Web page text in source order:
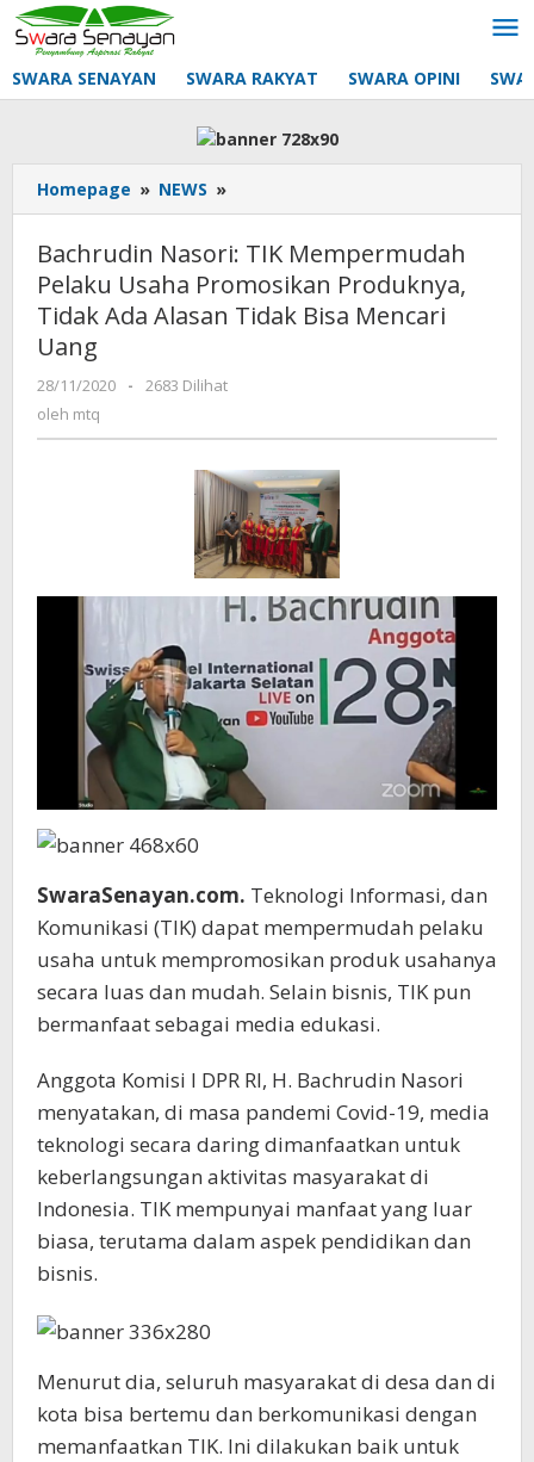
Lewati
ke
konten
SWARA SENAYAN SWARA RAKYAT SWARA OPINI
Homepage » NEWS »
Nasori:
Mempermudah
Pelaku
Usaha
Alasan
Bisa
Mencari
Uang
Bachrudin Nasori: TIK Mempermudah
Pelaku Usaha Promosikan Produknya,
Tidak Ada Alasan Tidak Bisa Mencari
Uang
28/11/2020
oleh
-
2683 Dilihat
oleh mtq
SwaraSenayan.com. Teknologi Informasi, dan
Komunikasi (TIK) dapat mempermudah pelaku
usaha untuk mempromosikan produk usahanya
secara luas dan mudah. Selain bisnis, TIK pun
bermanfaat sebagai media edukasi.
Anggota Komisi I DPR RI, H. Bachrudin Nasori
menyatakan, di masa pandemi Covid-19, media
teknologi secara daring dimanfaatkan untuk
keberlangsungan aktivitas masyarakat di
Indonesia. TIK mempunyai manfaat yang luar
biasa, terutama dalam aspek pendidikan dan
bisnis.
Menurut dia, seluruh masyarakat di desa dan di
kota bisa bertemu dan berkomunikasi dengan
memanfaatkan TIK. Ini dilakukan baik untuk